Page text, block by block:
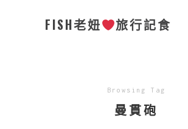
FISH老妞 旅行記食
Browsing Tag
曼貫砲